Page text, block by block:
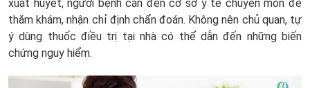
xuất huyết, người bệnh cần đến cơ sở y tế chuyên môn để
thăm khám, nhận chỉ định chẩn đoán. Không nên chủ quan, tự
ý dùng thuốc điều trị tại nhà có thể dẫn đến những biến
chứng nguy hiểm.